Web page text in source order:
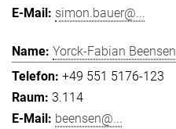
simon.bauer@...
Yorck-Fabian Beensen
+49 551 5176-123
3.114
beensen@...